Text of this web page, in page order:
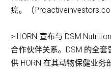
癌。（
> HORN 宣布与 DSM
合作伙伴关系。DSM 的全
供 HORN 在其动物保健业务